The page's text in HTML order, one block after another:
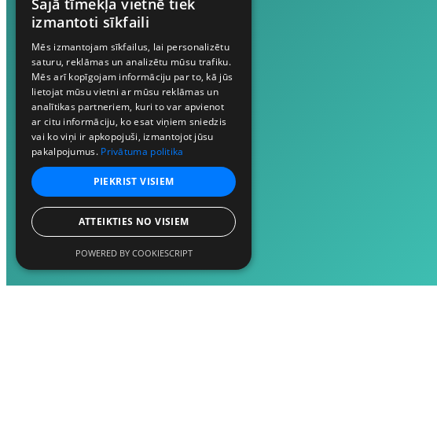
Šajā tīmekļa vietnē tiek
izmantoti sīkfaili
Mēs izmantojam sīkfailus, lai personalizētu
saturu, reklāmas un analizētu mūsu trafiku.
Mēs arī kopīgojam informāciju par to, kā jūs
lietojat mūsu vietni ar mūsu reklāmas un
analītikas partneriem, kuri to var apvienot
ar citu informāciju, ko esat viņiem sniedzis
vai ko viņi ir apkopojuši, izmantojot jūsu
pakalpojumus. Privātuma politika
PIEKRIST VISIEM
ATTEIKTIES NO VISIEM
POWERED BY COOKIESCRIPT